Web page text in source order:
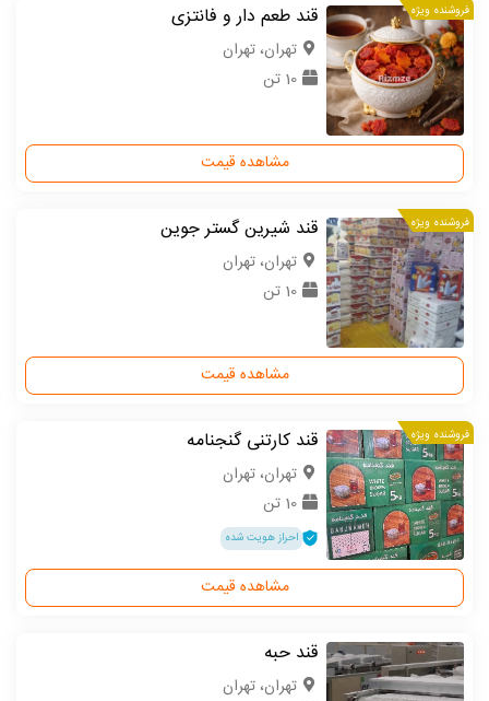
فروشنده ویژه قند طعم دار و فانتزی
تهران، تهران
10 تن
مشاهده قیمت
فروشنده ویژه قند شیرین گستر جوین
تهران، تهران
10 تن
مشاهده قیمت
فروشنده ویژه قند کارتنی گنجنامه
تهران، تهران
10 تن
احراز هویت شده
مشاهده قیمت
قند حبه
تهران، تهران